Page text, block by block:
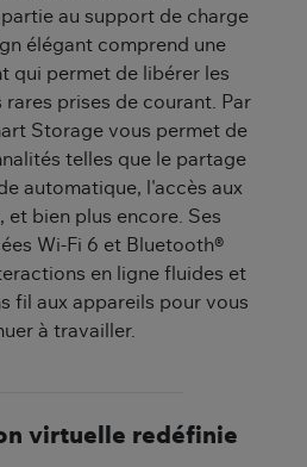
au support de charge
élégant comprend une
qui permet de libérer les
rares prises de courant. Par
Storage vous permet de
telles que le partage
automatique, l'accès aux
et bien plus encore. Ses
Wi-Fi 6 et Bluetooth®
en ligne fluides et
fil aux appareils pour vous
à travailler.
virtuelle redéfinie